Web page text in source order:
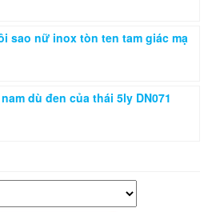
sao nữ inox tòn ten tam giác mạ
dù đen của thái 5ly DN071